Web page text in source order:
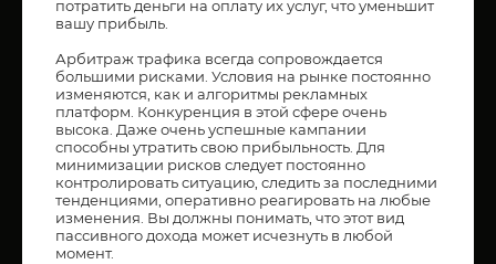
потратить деньги на оплату их услуг, что уменьшит
вашу прибыль.
Арбитраж трафика всегда сопровождается
большими рисками. Условия на рынке постоянно
изменяются, как и алгоритмы рекламных
платформ. Конкуренция в этой сфере очень
высока. Даже очень успешные кампании
способны утратить свою прибыльность. Для
минимизации рисков следует постоянно
контролировать ситуацию, следить за последними
тенденциями, оперативно реагировать на любые
изменения. Вы должны понимать, что этот вид
пассивного дохода может исчезнуть в любой
момент.